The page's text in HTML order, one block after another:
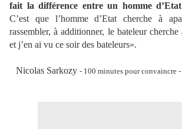
fait la différence entre un homme
C’est que l’homme d’Etat cherche à
rassembler, à additionner, le bateleur
et j’en ai vu ce soir des bateleurs».
Nicolas Sarkozy - 100 minutes pour convaincre -